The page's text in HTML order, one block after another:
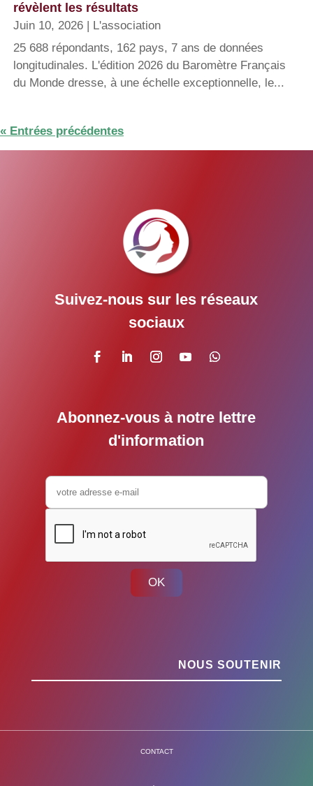
révèlent les résultats
Juin 10, 2026
L'association
25 688 répondants, 162 pays, 7 ans de données
longitudinales. L'édition 2026 du Baromètre Français
du Monde dresse, à une échelle exceptionnelle, le...
« Entrées précédentes
Suivez-nous sur les réseaux
sociaux
Abonnez-vous à notre lettre
d'information
OK
NOUS SOUTENIR
CONTACT